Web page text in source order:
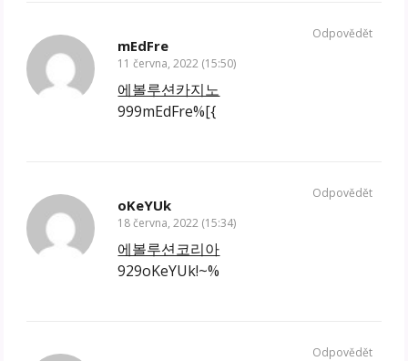
mEdFre
11 června, 2022 (15:50)
에볼루션카지노
999mEdFre%[{
Odpovědět
oKeYUk
18 června, 2022 (15:34)
에볼루션코리아
929oKeYUk!~%
Odpovědět
Odpovědět